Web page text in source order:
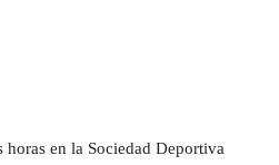
en la Sociedad Deportiva